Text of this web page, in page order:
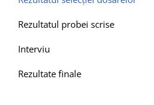
Rezultatul probei scrise
Interviu
Rezultate finale